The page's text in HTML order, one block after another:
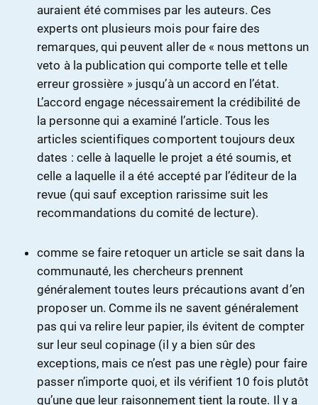
auraient été commises par les auteurs. Ces
experts ont plusieurs mois pour faire des
remarques, qui peuvent aller de « nous mettons un
veto à la publication qui comporte telle et telle
erreur grossière » jusqu’à un accord en l’état.
L’accord engage nécessairement la crédibilité de
la personne qui a examiné l’article. Tous les
articles scientifiques comportent toujours deux
dates : celle à laquelle le projet a été soumis, et
celle a laquelle il a été accepté par l’éditeur de la
revue (qui sauf exception rarissime suit les
recommandations du comité de lecture).
comme se faire retoquer un article se sait dans la
communauté, les chercheurs prennent
généralement toutes leurs précautions avant d’en
proposer un. Comme ils ne savent généralement
pas qui va relire leur papier, ils évitent de compter
sur leur seul copinage (il y a bien sûr des
exceptions, mais ce n’est pas une règle) pour faire
passer n’importe quoi, et ils vérifient 10 fois plutôt
qu’une que leur raisonnement tient la route. Il y a